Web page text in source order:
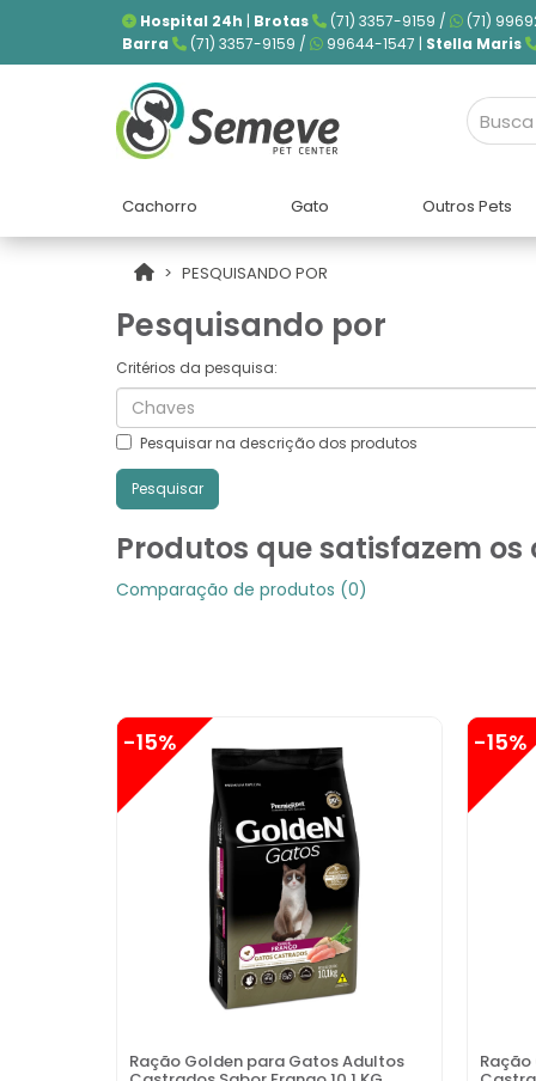
Hospital 24h | Brotas (71) 3357-9159 / (71)
Barra
(71) 3357-9159 / 99644-1547 | Stella Maris
Cachorro Gato Outros Pets
PESQUISANDO POR
Pesquisando por
Critérios da pesquisa:
Pesquisar na descrição dos produtos
Produtos que satisfazem
Comparação de produtos (0)
Ração Golden para Gatos Adultos
-15% -15%